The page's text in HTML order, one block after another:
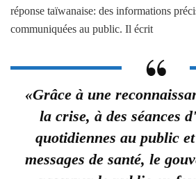
réponse taïwanaise: des informations
communiquées au public. Il écrit
«Grâce à une
la crise, à des séances
quotidiennes au public
messages de santé, le